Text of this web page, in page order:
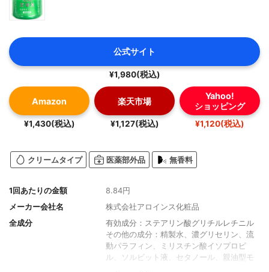
公式サイト
¥1,980(税込)
Amazon
¥1,430(税込)
楽天市場
¥1,127(税込)
Yahoo!
ショッピング
¥1,120(税込)
クリームタイプ 医薬部外品 無香料
1回あたりの金額
8.84円
メーカー会社名
株式会社アロインス化粧品
全成分
有効成分：ステアリン酸グリチルレチニル
その他の成分：精製水、濃グリセリン、流
動パラフィン、ミリスチン酸イソプロピ
ル、ソルビット液、セタノール、親油型モ